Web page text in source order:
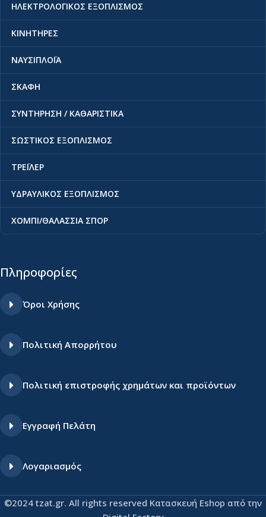
ΗΛΕΚΤΡΟΛΟΓΙΚΟΣ ΕΞΟΠΛΙΣΜΟΣ
ΚΙΝΗΤΗΡΕΣ
ΝΑΥΣΙΠΛΟΪΑ
ΣΚΑΦΗ
ΣΥΝΤΗΡΗΣΗ / ΚΑΘΑΡΙΣΤΙΚΑ
ΣΩΣΤΙΚΟΣ ΕΞΟΠΛΙΣΜΟΣ
ΤΡΕΪΛΕΡ
ΥΔΡΑΥΛΙΚΟΣ ΕΞΟΠΛΙΣΜΟΣ
ΧΟΜΠΙ/ΘΑΛΑΣΣΙΑ ΣΠΟΡ
Πληροφορίες
Όροι Χρήσης
Πολιτική Απορρήτου
Πολιτική επιστροφής χρημάτων και προϊόντων
Εγγραφή Πελάτη
Λογαριασμός
©2024 tzat.gr. All rights reserved Κατασκευή Eshop από την